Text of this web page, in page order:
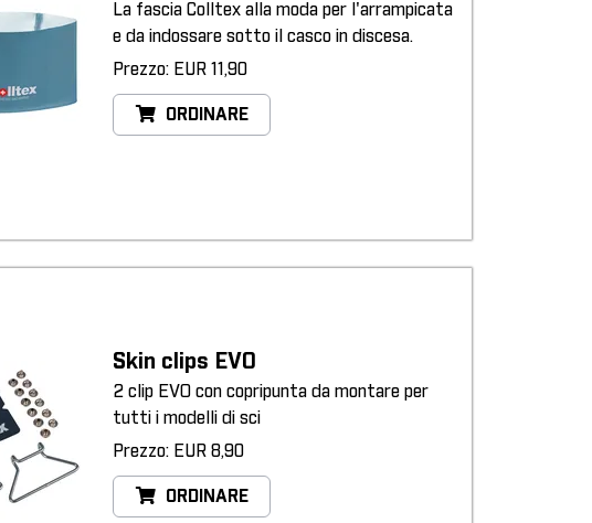
La fascia Colltex alla moda per l'arrampicata
e da indossare sotto il casco in discesa.
Prezzo: EUR 11,90
ORDINARE
Skin clips EVO
2 clip EVO con copripunta da montare per
tutti i modelli di sci
Prezzo: EUR 8,90
ORDINARE